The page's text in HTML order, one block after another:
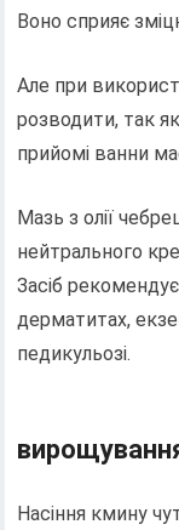
Воно сприяє
Але при
розводити, так
прийомі ванни
Мазь з олії
нейтрального
Засіб
дерматитах,
педикульозі.
Насіння кмину